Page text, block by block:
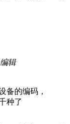
辑
备的编码，
种了